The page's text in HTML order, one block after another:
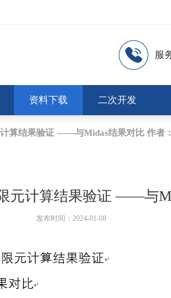
服
资料下载 二次开发
算结果验证 ——与Midas结果对比 作者
元计算结果验证 ——与
发布时间：2024-01-08